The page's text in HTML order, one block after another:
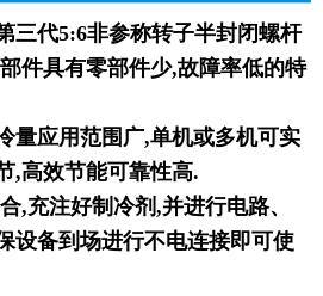
三代5:6非参称转子半封闭螺杆
件具有零部件少,故障率低的特
量应用范围广,单机或多机可实
,高效节能可靠性高.
,充注好制冷剂,并进行电路、
设备到场进行不电连接即可使